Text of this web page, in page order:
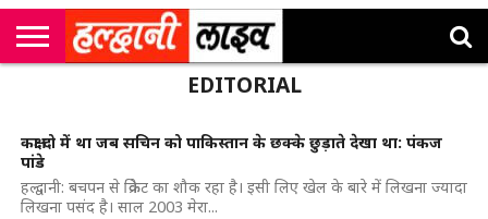
EDITORIAL
कक्षा दो में था जब सचिन को पाकिस्तान के छक्के छुड़ाते देखा था: पंकज
पांडे
हल्द्वानी: बचपन से क्रिकेट का शौक रहा है। इसी लिए खेल के बारे में लिखना ज्यादा
लिखना पसंद है। साल 2003 मेरा...